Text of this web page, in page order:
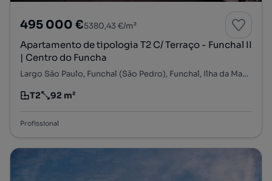
495 000 €5380,43 €/m²
Apartamento de tipologia T2 C/ Terraço - Funchal II
| Centro do Funcha
Largo São Paulo, Funchal (São Pedro), Funchal, Ilha da Madeira
Tipologia
T2
Preço por metro quadrado
92 m²
Profissional